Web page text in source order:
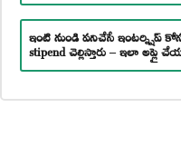
ఇంటి నుండి పనిచేసే ఇంటర్న్షిప్
stipend చెల్లిస్తారు – ఇలా అప్లై